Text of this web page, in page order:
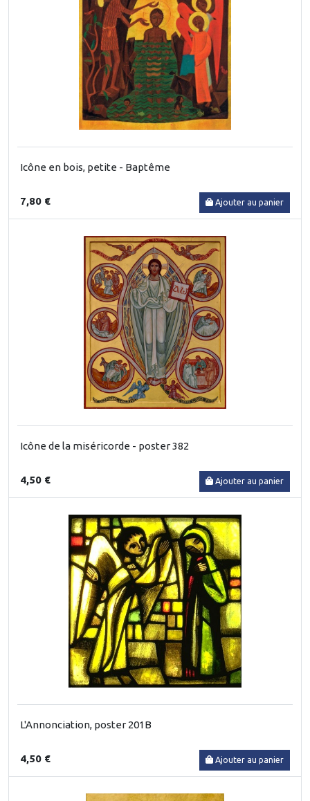
Icône en bois, petite - Baptême
7,80 € Ajouter au panier
Icône de la miséricorde - poster 382
4,50 € Ajouter au panier
L'Annonciation, poster 201B
4,50 € Ajouter au panier